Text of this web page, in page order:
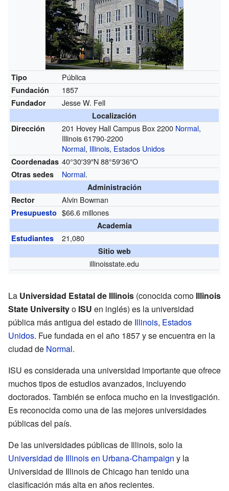
Tipo Pública
Fundación 1857
Fundador Jesse W. Fell
Localización
Dirección
201 Hovey Hall Campus Box 2200 Normal,
Illinois 61790-2200
Normal, Illinois, Estados Unidos
Coordenadas 40°30′39″N88°59′36″O
Otras sedes Normal.
Administración
Rector
Alvin Bowman
Presupuesto $66.6 millones
Academia
Estudiantes
21,080
Sitio web
illinoisstate.edu
La Universidad Estatal de Illinois (conocida como Illinois
State Universityo ISU en inglés) es la universidad
pública más antigua del estado de Illinois, Estados
Unidos. Fue fundada en el año 1857 y se encuentra en la
ciudad de Normal.
ISU es considerada una universidad importante que ofrece
muchos tipos de estudios avanzados, incluyendo
doctorados. También se enfoca mucho en la investigación.
Es reconocida como una de las mejores universidades
públicas del país.
De las universidades públicas de Illinois, solo la
Universidad de Illinois en Urbana-Champaign y la
Universidad de Illinois de Chicago han tenido una
clasificación más alta en años recientes.